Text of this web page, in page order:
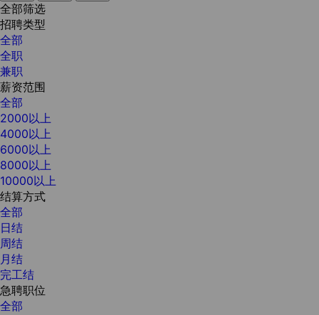
全部筛选
招聘类型
全部
全职
兼职
薪资范围
全部
2000以上
4000以上
6000以上
8000以上
10000以上
结算方式
全部
日结
周结
月结
完工结
急聘职位
全部